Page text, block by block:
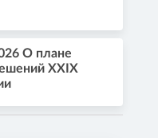
О плане
XXIX